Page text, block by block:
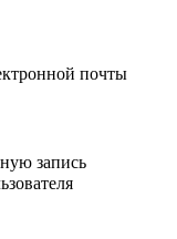
почты
запись